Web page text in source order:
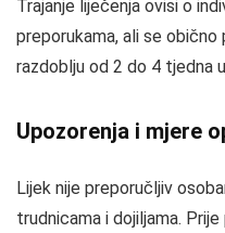
Trajanje liječenja ovisi o
preporukama, ali se
razdoblju od 2 do 4 tjedna
Upozorenja i mjere
Lijek nije preporučljiv
trudnicama i dojiljama.